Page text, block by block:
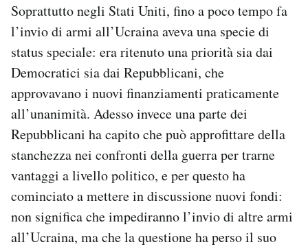
Soprattutto negli Stati Uniti, fino a poco tempo fa
l’invio di armi all’Ucraina aveva una specie di
status speciale: era ritenuto una priorità sia dai
Democratici sia dai Repubblicani, che
approvavano i nuovi finanziamenti praticamente
all’unanimità. Adesso invece una parte dei
Repubblicani ha capito che può approfittare della
stanchezza nei confronti della guerra per trarne
vantaggi a livello politico, e per questo ha
cominciato a mettere in discussione nuovi fondi:
non significa che impediranno l’invio di altre armi
all’Ucraina, ma che la questione ha perso il suo